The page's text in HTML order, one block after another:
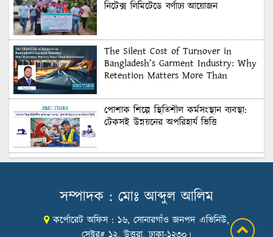
নিটেক্স লিমিটেডে বর্ণাঢ্য আয়োজন
The Silent Cost of Turnover in
Bangladesh’s Garment Industry: Why
Retention Matters More Than
পোশাক শিল্পে স্থিতিশীল কর্মসংস্থান ব্যবস্থা:
টেকসই উন্নয়নের অপরিহার্য ভিত্তি
শুল্কের দেয়াল ভাঙার সুযোগ: মার্কিন বাজারে
Honoring Excellence: Texstream
Fashion Ltd. Rewards Best Workers–
সম্পাদক : মোঃ আব্দুল আলিম
কর্পোরেট অফিস : ১৬, সোনারগাঁও জনপদ এভিনিউ,